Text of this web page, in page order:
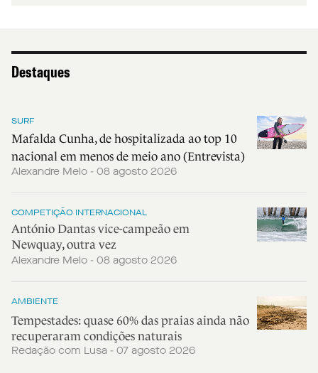
Destaques
SURF
Mafalda Cunha, de hospitalizada ao top 10
nacional em menos de meio ano (Entrevista)
Alexandre Melo - 08 agosto 2026
COMPETIÇÃO INTERNACIONAL
António Dantas vice-campeão em
Newquay, outra vez
Alexandre Melo - 08 agosto 2026
AMBIENTE
Tempestades: quase 60% das praias ainda não
recuperaram condições naturais
Redação com Lusa - 07 agosto 2026